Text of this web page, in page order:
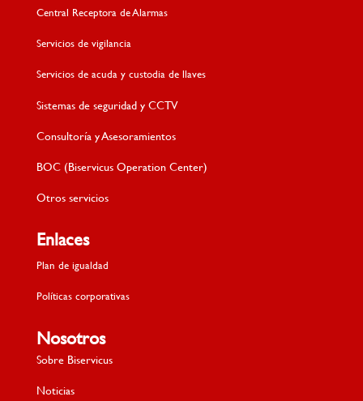
Central Receptora de Alarmas
Servicios de vigilancia
Servicios de acuda y custodia de llaves
Sistemas de seguridad y CCTV
Consultoría y Asesoramientos
BOC (Biservicus Operation Center)
Otros servicios
Enlaces
Plan de igualdad
Políticas corporativas
Nosotros
Sobre Biservicus
Noticias